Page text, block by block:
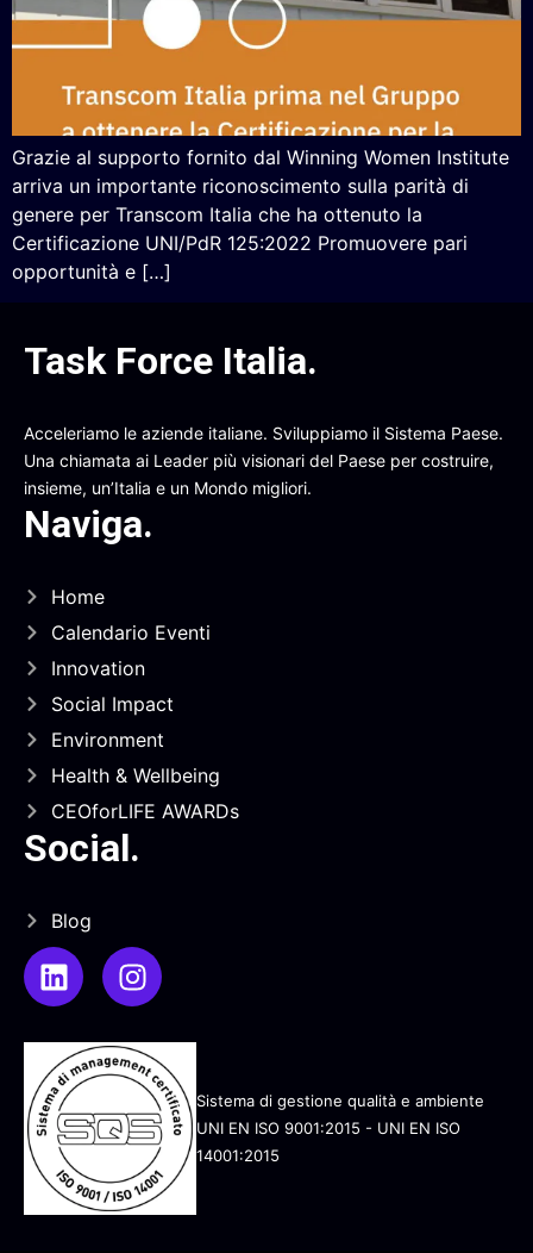
Grazie al supporto fornito dal Winning Women Institute
arriva un importante riconoscimento sulla parità di
genere per Transcom Italia che ha ottenuto la
Certificazione UNI/PdR 125:2022 Promuovere pari
opportunità e […]
Task Force Italia.
Acceleriamo le aziende italiane. Sviluppiamo il Sistema Paese.
Una chiamata ai Leader più visionari del Paese per costruire,
insieme, un’Italia e un Mondo migliori.
Naviga.
Home
Calendario Eventi
Innovation
Social Impact
Environment
Health & Wellbeing
CEOforLIFE AWARDs
Social.
Blog
Sistema di gestione qualità e ambiente
UNI EN ISO 9001:2015 - UNI EN ISO
14001:2015